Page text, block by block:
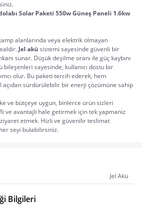
Solar Paketi 550w Güneş Paneli 1.6kw
alanlarında veya elektrik olmayan
Jel akü sistemi sayesinde güvenli bir
sunar. Düşük deşilme oranı ile güç kaybını
sayesinde, kullanıcı dostu bir
olur. Bu paketi tercih ederek, hem
sürdürülebilir bir enerji çözümüne sahip
ve bütçeye uygun, binlerce ürün sizleri
ve avantajli hale getirmek için tek yapmaniz
etmek. Hizli ve güvenilir teslimat
seyi bulabilirsiniz.
Jel Akü
Bilgileri